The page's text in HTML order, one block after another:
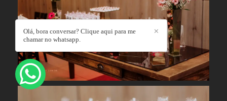
✕
Olá, bora conversar? Clique aqui para me
chamar no whatsapp.